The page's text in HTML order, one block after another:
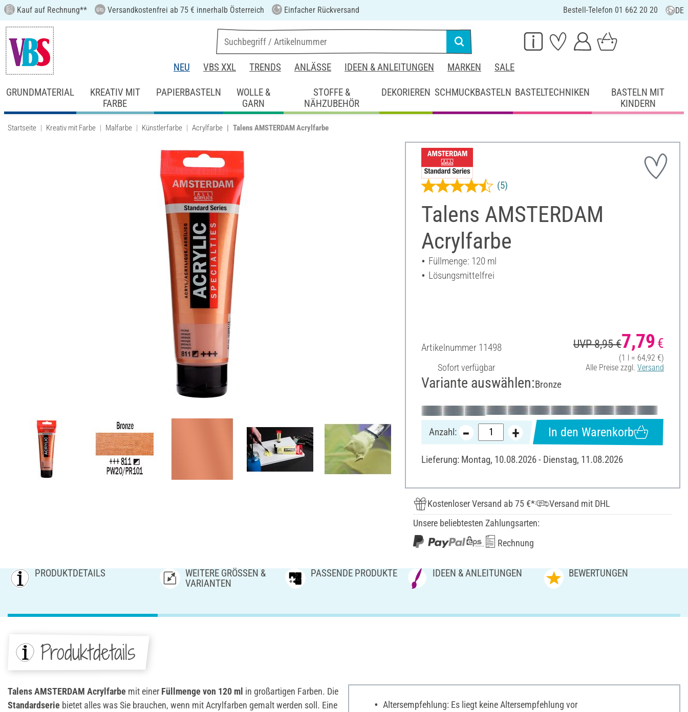
Kauf auf Rechnung** Versandkostenfrei ab 75 € innerhalb Österreich Einfacher Rückversand Bestell-Telefon 01 662 20 20 DE
NEU VBS XXL TRENDS ANLÄSSE IDEEN & ANLEITUNGEN MARKEN SALE
GRUNDMATERIAL
KREATIV MIT
FARBE
PAPIERBASTELN
WOLLE &
GARN
STOFFE &
NÄHZUBEHÖR
DEKORIEREN SCHMUCKBASTELN BASTELTECHNIKEN
BASTELN MIT
KINDERN
Startseite Kreativ mit Farbe Malfarbe Künstlerfarbe Acrylfarbe Talens AMSTERDAM Acrylfarbe
Talens AMSTERDAM
Acrylfarbe
(5)
Füllmenge: 120 ml
Lösungsmittelfrei
Artikelnummer 11498
Sofort verfügbar
UVP 8,95 €7,79 €
(1 l = 64,92 €)
Alle Preise zzgl. Versand
Variante auswählen:Bronze
Anzahl: In den Warenkorb
Lieferung: Montag, 10.08.2026 - Dienstag, 11.08.2026
Kostenloser Versand ab 75 €*
Versand mit DHL
Unsere beliebtesten Zahlungsarten:
Rechnung
PRODUKTDETAILS
WEITERE GRÖSSEN & V
ARIANTEN
PASSENDE PRODUKTE IDEEN & ANLEITUNGEN BEWERTUNGEN
Produktdetails
Talens AMSTERDAM Acrylfarbe mit einer Füllmenge von 120 ml in großartigen Farben. Die
Standardserie bietet alles was Sie brauchen, wenn mit Acrylfarben gemalt werden soll. Eine
Altersempfehlung: Es liegt keine Altersempfehlung vor